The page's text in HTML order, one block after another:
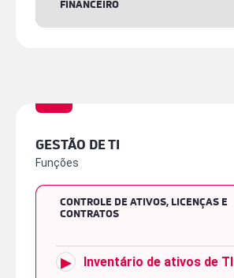
▸ Inventário de contas
FINANCEIRO
▸
GESTÃO DE TI
Funções
CONTROLE DE ATIVOS, LICENÇAS E
CONTRATOS
▸ Inventário de ativos de TI